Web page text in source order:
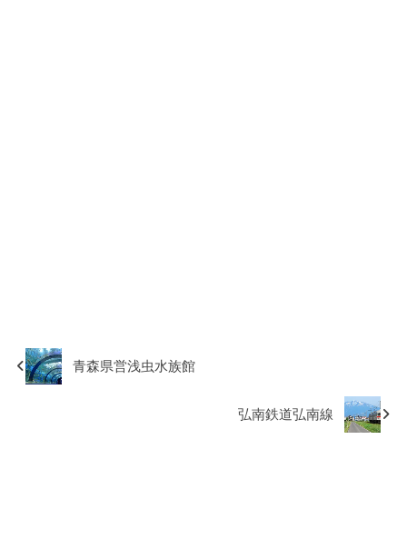
青森県営浅虫水族館
弘南鉄道弘南線